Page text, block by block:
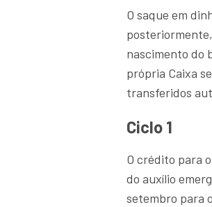
O saque em
nascimento do
própria Caixa
transferidos
Ciclo 1
O crédito para
do auxílio
setembro para